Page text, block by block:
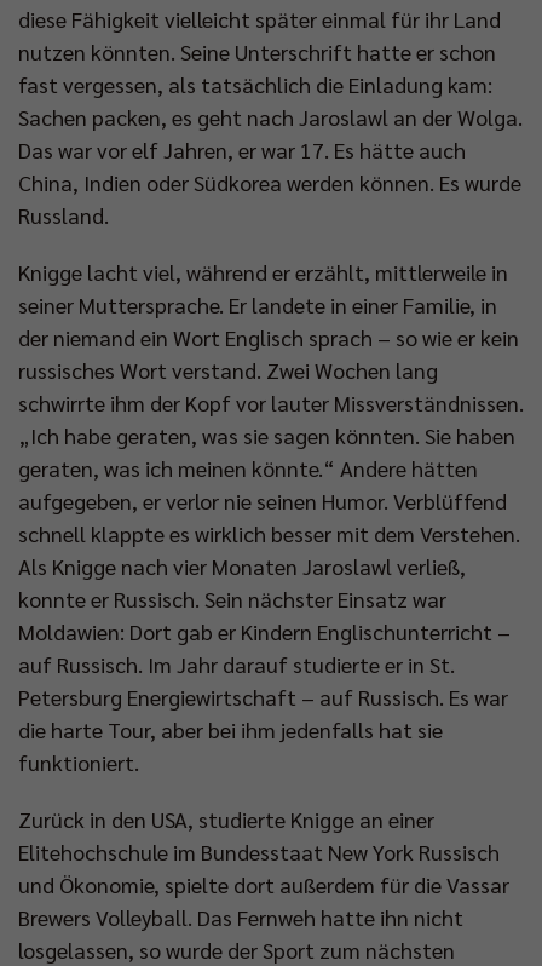
diese Fähigkeit vielleicht später einmal für ihr Land
nutzen könnten. Seine Unterschrift hatte er schon
fast vergessen, als tatsächlich die Einladung kam:
Sachen packen, es geht nach Jaroslawl an der Wolga.
Das war vor elf Jahren, er war 17. Es hätte auch
China, Indien oder Südkorea werden können. Es wurde
Russland.
Knigge lacht viel, während er erzählt, mittlerweile in
seiner Muttersprache. Er landete in einer Familie, in
der niemand ein Wort Englisch sprach – so wie er kein
russisches Wort verstand. Zwei Wochen lang
schwirrte ihm der Kopf vor lauter Missverständnissen.
„Ich habe geraten, was sie sagen könnten. Sie haben
geraten, was ich meinen könnte.“ Andere hätten
aufgegeben, er verlor nie seinen Humor. Verblüffend
schnell klappte es wirklich besser mit dem Verstehen.
Als Knigge nach vier Monaten Jaroslawl verließ,
konnte er Russisch. Sein nächster Einsatz war
Moldawien: Dort gab er Kindern Englischunterricht –
auf Russisch. Im Jahr darauf studierte er in St.
Petersburg Energiewirtschaft – auf Russisch. Es war
die harte Tour, aber bei ihm jedenfalls hat sie
funktioniert.
Zurück in den USA, studierte Knigge an einer
Elitehochschule im Bundesstaat New York Russisch
und Ökonomie, spielte dort außerdem für die Vassar
Brewers Volleyball. Das Fernweh hatte ihn nicht
losgelassen, so wurde der Sport zum nächsten